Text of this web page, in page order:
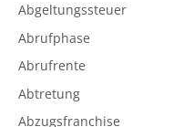
Abgeltungssteuer
Abrufphase
Abrufrente
Abtretung
Abzugsfranchise